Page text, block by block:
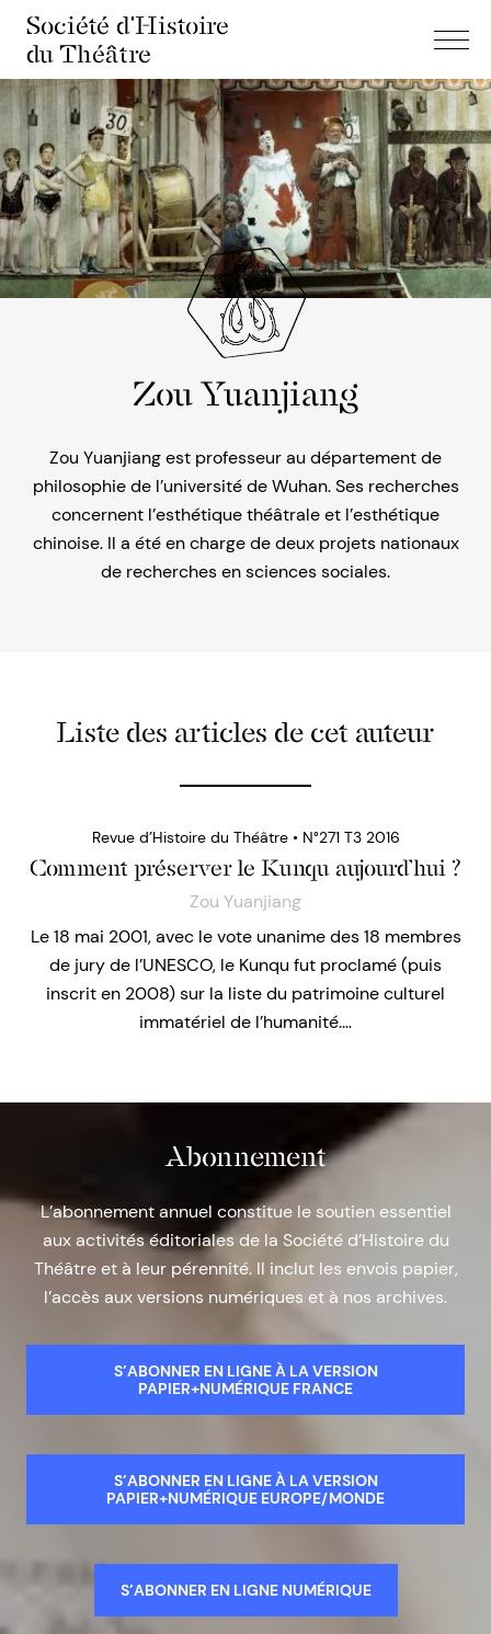
Société d'Histoire
du Théâtre
Zou Yuanjiang
Zou Yuanjiang est professeur au département de
philosophie de l’université de Wuhan. Ses recherches
concernent l’esthétique théâtrale et l’esthétique
chinoise. Il a été en charge de deux projets nationaux
de recherches en sciences sociales.
Liste des articles de cet auteur
Revue d’Histoire du Théâtre • N°271 T3 2016
Comment préserver le Kunqu aujourd’hui ?
Zou Yuanjiang
Le 18 mai 2001, avec le vote unanime des 18 membres
de jury de l’UNESCO, le Kunqu fut proclamé (puis
inscrit en 2008) sur la liste du patrimoine culturel
immatériel de l’humanité.…
Abonnement
L’abonnement annuel constitue le soutien essentiel
aux activités éditoriales de la Société d’Histoire du
Théâtre et à leur pérennité. Il inclut les envois papier,
l’accès aux versions numériques et à nos archives.
S’ABONNER EN LIGNE À LA VERSION
PAPIER+NUMÉRIQUE FRANCE
S’ABONNER EN LIGNE À LA VERSION
PAPIER+NUMÉRIQUE EUROPE/MONDE
S’ABONNER EN LIGNE NUMÉRIQUE